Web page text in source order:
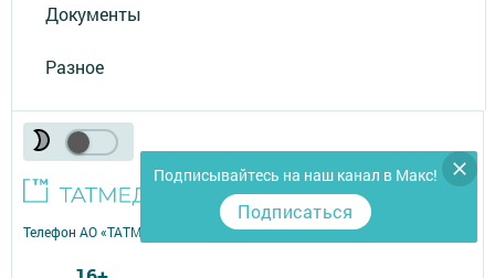
Документы
Разное
Подписывайтесь на наш канал в Макс!
Подписаться
Телефон АО «ТАТМЕДИА»: (843) 222 09 84